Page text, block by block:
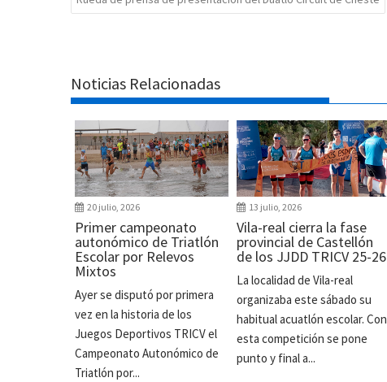
Noticias Relacionadas
20 julio, 2026
Primer campeonato
autonómico de Triatlón
Escolar por Relevos
Mixtos
Ayer se disputó por primera
vez en la historia de los
Juegos Deportivos TRICV el
Campeonato Autonómico de
Triatlón por...
13 julio, 2026
Vila-real cierra la fase
provincial de Castellón
de los JJDD TRICV 25-26
La localidad de Vila-real
organizaba este sábado su
habitual acuatlón escolar. Con
esta competición se pone
punto y final a...